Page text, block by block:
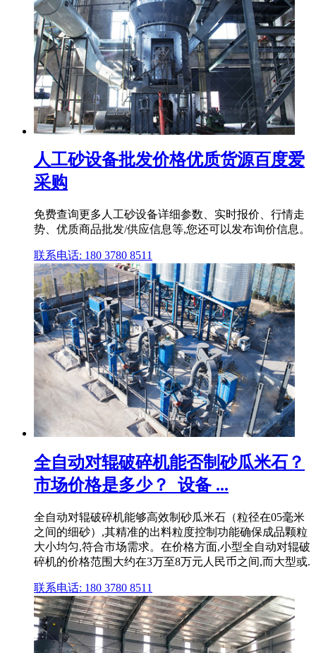
人工砂设备批发价格优质货源百度爱
采购
免费查询更多人工砂设备详细参数、实时报价、行情走
势、优质商品批发/供应信息等,您还可以发布询价信息。
联系电话: 180 3780 8511
全自动对辊破碎机能否制砂瓜米石？
市场价格是多少？_设备 ...
全自动对辊破碎机能够高效制砂瓜米石（粒径在05毫米
之间的细砂）,其精准的出料粒度控制功能确保成品颗粒
大小均匀,符合市场需求。在价格方面,小型全自动对辊破
碎机的价格范围大约在3万至8万元人民币之间,而大型或.
联系电话: 180 3780 8511